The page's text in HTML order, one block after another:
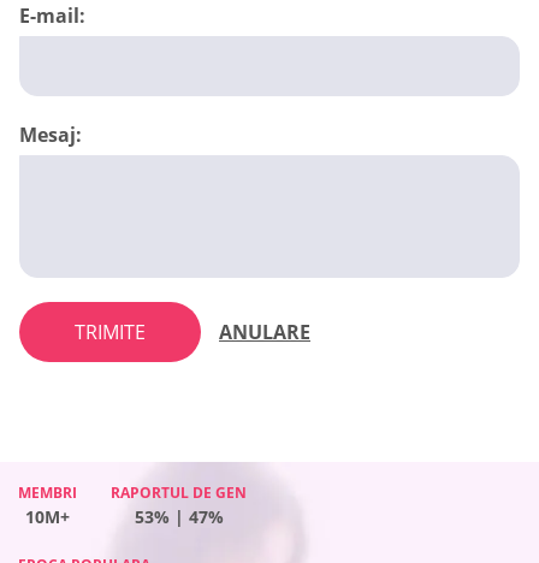
E-mail:
Mesaj:
TRIMITE ANULARE
MEMBRI RAPORTUL DE GEN
56% | 44%
MEMBRI
10M+
RAPORTUL DE GEN
53% | 47%
MEMBRI
10M+
RAPORTUL DE GEN
65% | 35%
MEMBRI
10M+
RAPORTUL DE GEN
52% | 48%